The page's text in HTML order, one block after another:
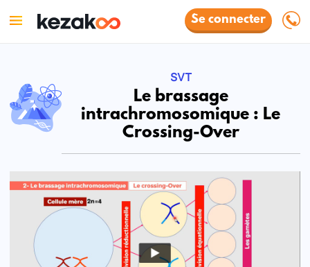
Se connecter
SVT
Le brassage
intrachromosomique : Le
Crossing-Over